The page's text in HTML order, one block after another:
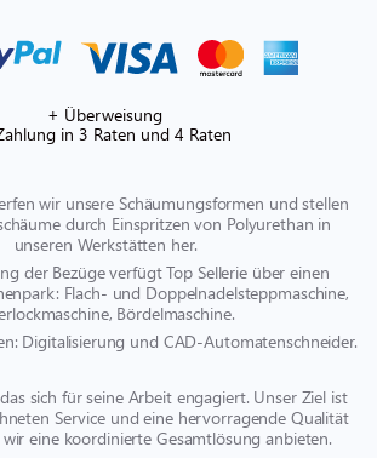
+ Überweisung
in 3 Raten und 4 Raten
wir unsere Schäumungsformen und stellen
durch Einspritzen von Polyurethan in
unseren Werkstätten her.
der Bezüge verfügt Top Sellerie über einen
Flach- und Doppelnadelsteppmaschine,
Bördelmaschine.
Digitalisierung und CAD-Automatenschneider.
sich für seine Arbeit engagiert. Unser Ziel ist
Service und eine hervorragende Qualität
eine koordinierte Gesamtlösung anbieten.